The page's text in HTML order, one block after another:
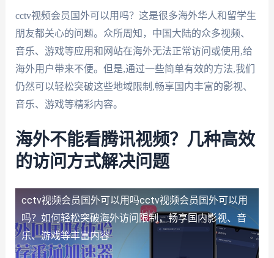
cctv视频会员国外可以用吗？这是很多海外华人和留学生
朋友都关心的问题。众所周知，中国大陆的众多视频、
音乐、游戏等应用和网站在海外无法正常访问或使用,给
海外用户带来不便。但是,通过一些简单有效的方法,我们
仍然可以轻松突破这些地域限制,畅享国内丰富的影视、
音乐、游戏等精彩内容。
海外不能看腾讯视频？几种高效
的访问方式解决问题
cctv视频会员国外可以用吗cctv视频会员国外可以用
吗？如何轻松突破海外访问限制，畅享国内影视、音
乐、游戏等丰富内容